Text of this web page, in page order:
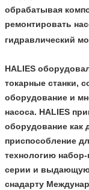
обрабатывая
ремонтировать
гидравлический
HALIES
токарные станки,
оборудование и
насоса. HALIES
оборудование как
приспособление
технологию
серии и выдающую
снадарту